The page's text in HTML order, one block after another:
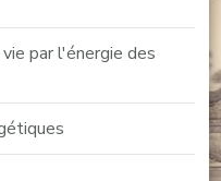
par l'énergie des